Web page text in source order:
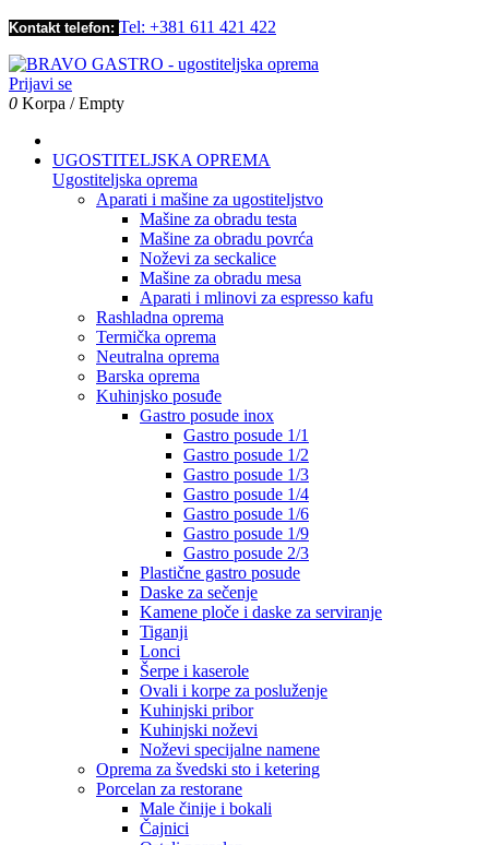
Kontakt telefon: Tel: +381 611 421 422
Prijavi se
0 Korpa /Empty
UGOSTITELJSKA OPREMA
Ugostiteljska oprema
Aparati i mašine za ugostiteljstvo
Mašine za obradu testa
Mašine za obradu povrća
Noževi za seckalice
Mašine za obradu mesa
Aparati i mlinovi za espresso kafu
Rashladna oprema
Termička oprema
Neutralna oprema
Barska oprema
Kuhinjsko posuđe
Gastro posude inox
Gastro posude 1/1
Gastro posude 1/2
Gastro posude 1/3
Gastro posude 1/4
Gastro posude 1/6
Gastro posude 1/9
Gastro posude 2/3
Plastične gastro posude
Daske za sečenje
Kamene ploče i daske za serviranje
Tiganji
Lonci
Šerpe i kaserole
Ovali i korpe za posluženje
Kuhinjski pribor
Kuhinjski noževi
Noževi specijalne namene
Oprema za švedski sto i ketering
Porcelan za restorane
Male činije i bokali
Čajnici